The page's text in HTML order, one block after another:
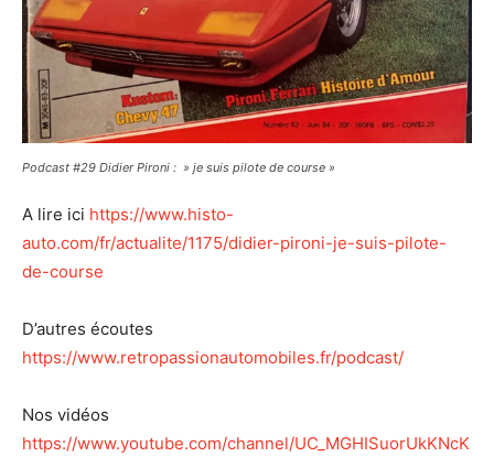
Podcast #29 Didier Pironi : » je suis pilote de course »
A lire ici https://www.histo-
auto.com/fr/actualite/1175/didier-pironi-je-suis-pilote-
de-course
D’autres écoutes
https://www.retropassionautomobiles.fr/podcast/
Nos vidéos
https://www.youtube.com/channel/UC_MGHISuorUkKNcK